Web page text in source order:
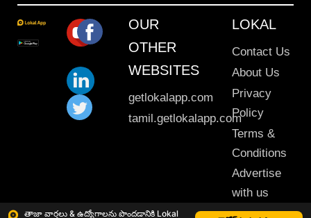
తాజా వార్తలు & ఉద్యోగాలను పొందడానికి Lokal
OUR
OTHER
WEBSITES
getlokalapp.com
tamil.getlokalapp.com
LOKAL
Contact Us
About Us
Privacy
Policy
Terms &
Conditions
Advertise
with us
Sitemap